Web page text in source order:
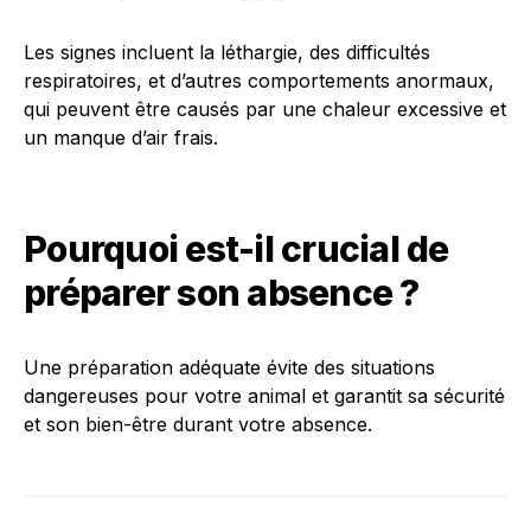
Les signes incluent la léthargie, des difficultés
respiratoires, et d’autres comportements anormaux,
qui peuvent être causés par une chaleur excessive et
un manque d’air frais.
Pourquoi est-il crucial de
préparer son absence ?
Une préparation adéquate évite des situations
dangereuses pour votre animal et garantit sa sécurité
et son bien-être durant votre absence.